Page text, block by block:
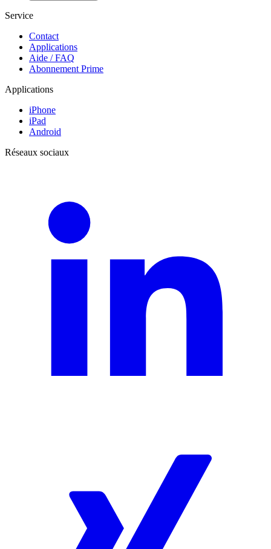
Service
Contact
Applications
Aide / FAQ
Abonnement Prime
Applications
iPhone
iPad
Android
Réseaux sociaux